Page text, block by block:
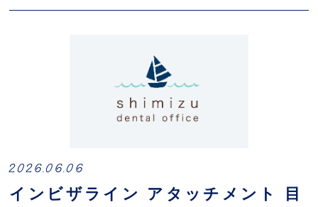
2026.06.06
インビザライン アタッチメント 目